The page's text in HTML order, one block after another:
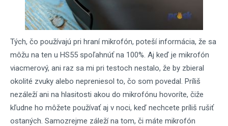
Tých, čo používajú pri hraní mikrofón, poteší informácia, že sa
môžu na ten u HS55 spoľahnúť na 100%. Aj keď je mikrofón
viacmerový, ani raz sa mi pri testoch nestalo, že by zbieral
okolité zvuky alebo nepreniesol to, čo som povedal. Príliš
nezáleží ani na hlasitosti akou do mikrofónu hovoríte, čiže
kľudne ho môžete používať aj v noci, keď nechcete príliš rušiť
ostaných. Samozrejme záleží na tom, či máte mikrofón